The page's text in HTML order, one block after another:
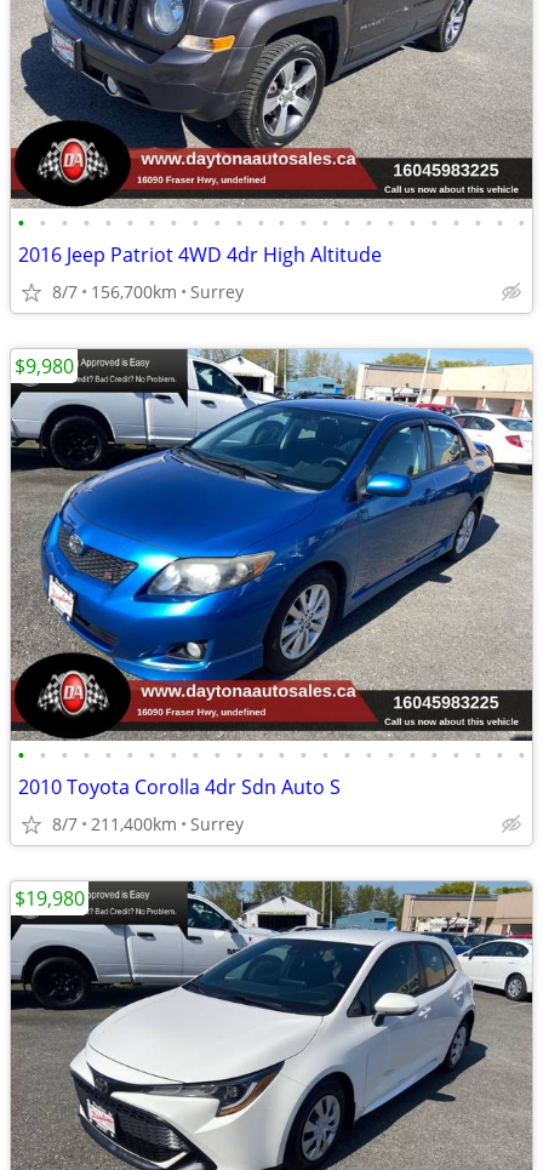
• • • • • • • • • • • • • • • • • • • • • • • •
2016 Jeep Patriot 4WD 4dr High Altitude
8/7 156,700km Surrey
• • • • • • • • • • • • • • • • • • • • • • • •
2010 Toyota Corolla 4dr Sdn Auto S
8/7 211,400km Surrey
$9,980
$19,980